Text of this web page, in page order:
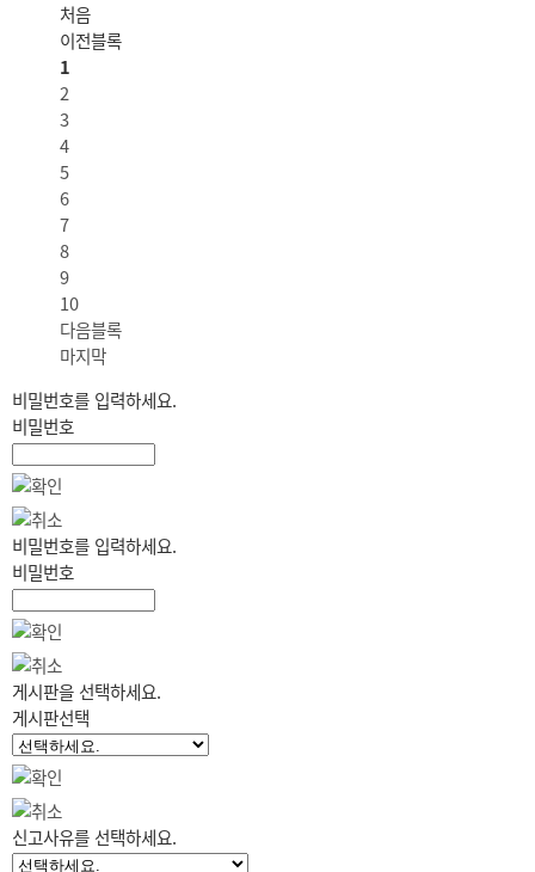
처음
이전블록
1
2
3
4
5
6
7
8
9
10
다음블록
마지막
비밀번호를 입력하세요.
비밀번호
비밀번호를 입력하세요.
비밀번호
게시판을 선택하세요.
게시판선택
신고사유를 선택하세요.